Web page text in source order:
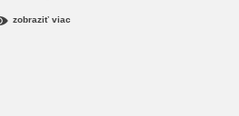
zobraziť viac